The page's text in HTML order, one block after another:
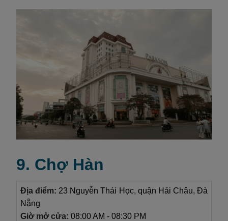
9. Chợ Hàn
Địa điểm: 23 Nguyễn Thái Học, quận Hải Châu, Đà
Nẵng
Giờ mở cửa: 08:00 AM - 08:30 PM